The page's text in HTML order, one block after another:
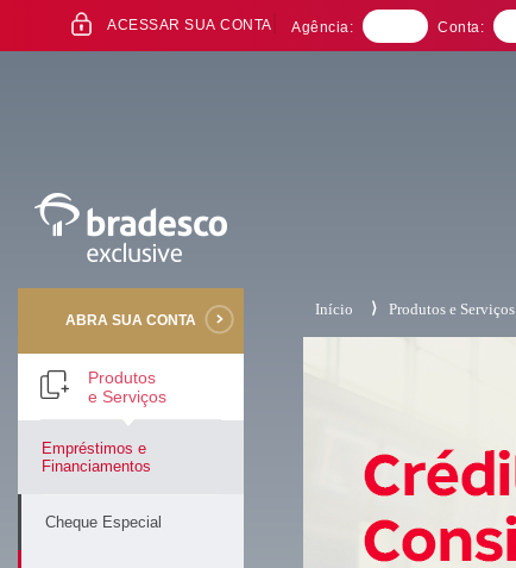
ABRA SUA CONTA
Produtos
e Serviços
Empréstimos e
Financiamentos
Cheque Especial
Início ⟩ Produtos e Serviços
Mais buscados
ACESSAR SUA CONTA Agência: Conta:
Ir
para
o
para
o
Navegação
para
o
Rodapé